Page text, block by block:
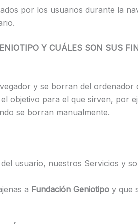
por los usuarios durante la
Y CUÁLES SON SUS
y se borran del ordenador
objetivo para el que sirven, por
se borran manualmente.
usuario, nuestros Servicios y
a Fundación Geniotipo y que